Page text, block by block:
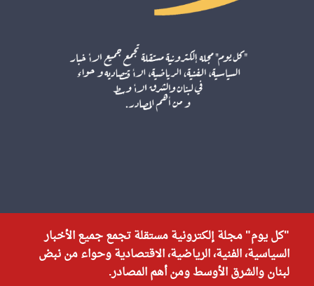
"كل يوم" مجلة إلكترونية مستقلة تجمع جميع الأخبار
السياسية، الفنية، الرياضية، الاقتصادية وحواء من نبض
لبنان والشرق الأوسط ومن أهم المصادر.